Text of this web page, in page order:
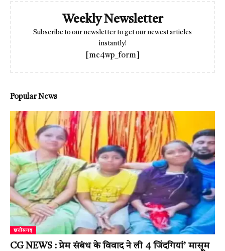
Weekly Newsletter
Subscribe to our newsletter to get our newest articles
instantly!
[mc4wp_form]
Popular News
छत्तीसगढ़
CG NEWS : प्रेम संबंध के विवाद ने ली 4 जिंदगियां’ मासूम